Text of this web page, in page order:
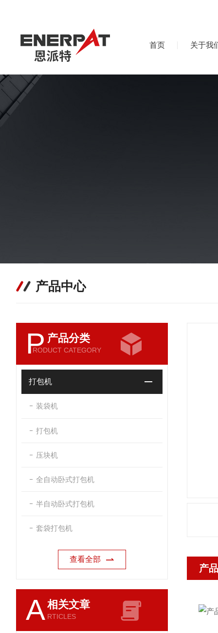
首页 关于我
产品中心
P 产品分类
RODUCT CATEGORY
打包机
装袋机
打包机
压块机
全自动卧式打包机
半自动卧式打包机
套袋打包机
查看全部
A相关文章
RTICLES
产